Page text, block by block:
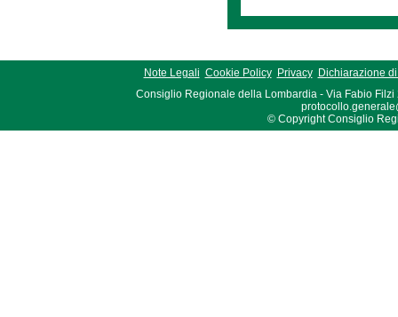
Note Legali Cookie Policy Privacy
Dichiarazione
Consiglio Regionale della Lombardia - Via Fabio Filzi
© Copyright Consiglio